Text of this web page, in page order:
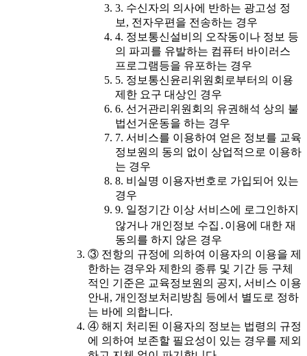
3. 수신자의 의사에 반하는 광고성 정
보, 전자우편을 전송하는 경우
4. 정보통신설비의 오작동이나 정보 등
의 파괴를 유발하는 컴퓨터 바이러스
프로그램등을 유포하는 경우
5. 정보통신윤리위원회로부터의 이용
제한 요구 대상인 경우
6. 선거관리위원회의 유권해석 상의 불
법선거운동을 하는 경우
7. 서비스를 이용하여 얻은 정보를 교육
정보원의 동의 없이 상업적으로 이용하
는 경우
8. 비실명 이용자번호로 가입되어 있는
경우
9. 일정기간 이상 서비스에 로그인하지
않거나 개인정보 수집․이용에 대한 재
동의를 하지 않은 경우
③ 전항의 규정에 의하여 이용자의 이용을 제
한하는 경우와 제한의 종류 및 기간 등 구체
적인 기준은 교육정보원의 공지, 서비스 이용
안내, 개인정보처리방침 등에서 별도로 정하
는 바에 의합니다.
④ 해지 처리된 이용자의 정보는 법령의 규정
에 의하여 보존할 필요성이 있는 경우를 제외